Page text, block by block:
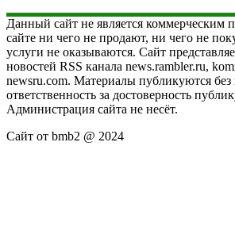
Данный сайт не является коммерческим
сайте ни чего не продают, ни чего не
услуги не оказываются. Сайт
новостей RSS канала news.rambler.ru,
newsru.com. Материалы публикуются без
ответственность за достоверность
Администрация сайта не несёт.
Сайт от bmb2 @ 2024